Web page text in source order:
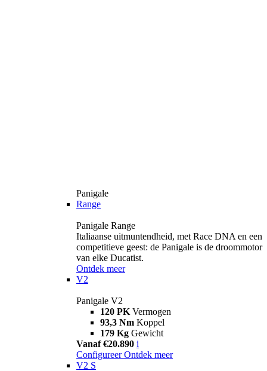
Panigale
Range
Panigale Range
Italiaanse uitmuntendheid, met Race DNA en een
competitieve geest: de Panigale is de droommotor
van elke Ducatist.
Ontdek meer
V2
Panigale V2
120 PK Vermogen
93,3 Nm Koppel
179 Kg Gewicht
Vanaf €20.890 i
Configureer Ontdek meer
V2 S